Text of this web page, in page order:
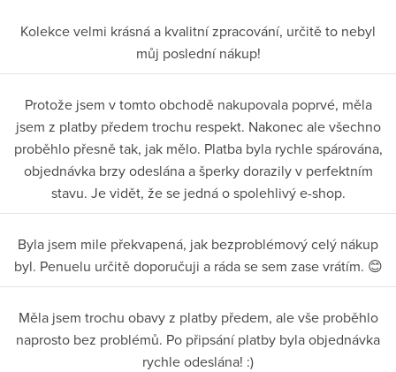
Kolekce velmi krásná a kvalitní zpracování, určitě to nebyl
můj poslední nákup!
Protože jsem v tomto obchodě nakupovala poprvé, měla
jsem z platby předem trochu respekt. Nakonec ale všechno
proběhlo přesně tak, jak mělo. Platba byla rychle spárována,
objednávka brzy odeslána a šperky dorazily v perfektním
stavu. Je vidět, že se jedná o spolehlivý e-shop.
Byla jsem mile překvapená, jak bezproblémový celý nákup
byl. Penuelu určitě doporučuji a ráda se sem zase vrátím. 😊
Měla jsem trochu obavy z platby předem, ale vše proběhlo
naprosto bez problémů. Po připsání platby byla objednávka
rychle odeslána! :)